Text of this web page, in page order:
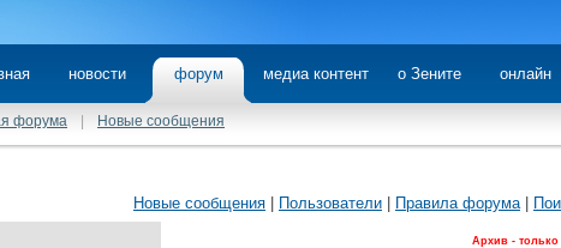
новости форум медиа контент о Зените онлайн
форума Новые сообщения
Новые сообщения Пользователи Правила форума|
Архив - только